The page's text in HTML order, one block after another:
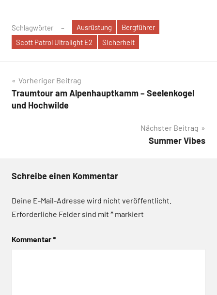
Schlagwörter Ausrüstung
Bergführer
Scott Patrol Ultralight E2
Sicherheit
Beitragsnavigation
Vorheriger Beitrag
Traumtour am Alpenhauptkamm – Seelenkogel
und Hochwilde
Nächster Beitrag
Summer Vibes
Schreibe einen Kommentar
Deine E-Mail-Adresse wird nicht veröffentlicht.
Erforderliche Felder sind mit * markiert
Kommentar*